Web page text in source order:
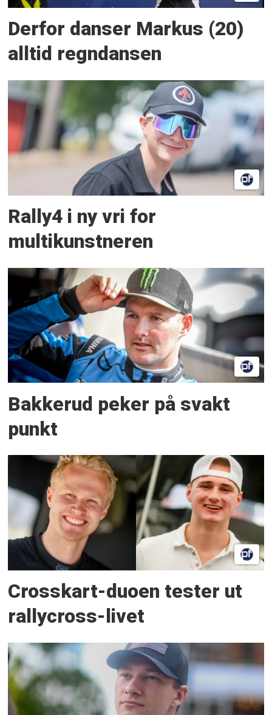
Derfor danser Markus (20)
alltid regndansen
Rally4 i ny vri for
multikunstneren
Bakkerud peker på svakt
punkt
Crosskart-duoen tester ut
rallycross-livet